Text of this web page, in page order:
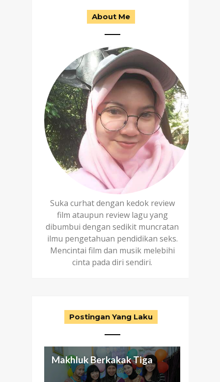
About Me
Suka curhat dengan kedok review
film ataupun review lagu yang
dibumbui dengan sedikit muncratan
ilmu pengetahuan pendidikan seks.
Mencintai film dan musik melebihi
cinta pada diri sendiri.
Postingan Yang Laku
Makhluk Berkakak Tiga